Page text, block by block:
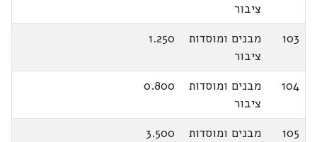
ציבור
103
מבנים ומוסדות
ציבור
1.250
104
מבנים ומוסדות
ציבור
0.800
105
מבנים ומוסדות
3.500